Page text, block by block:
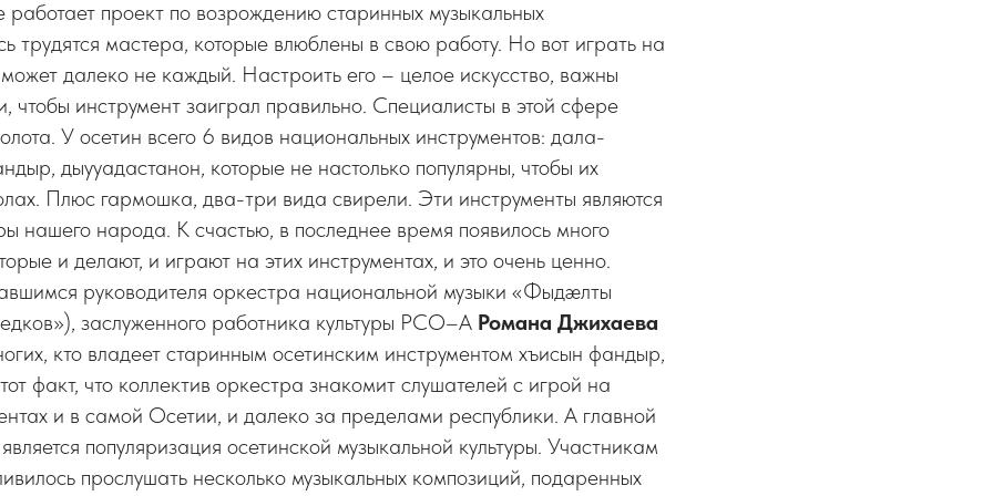
работает проект по возрождению старинных музыкальных
трудятся мастера, которые влюблены в свою работу. Но вот играть на
может далеко не каждый. Настроить его – целое искусство, важны
чтобы инструмент заиграл правильно. Специалисты в этой сфере
У осетин всего 6 видов национальных инструментов: дала-
дыууадастанон, которые не настолько популярны, чтобы их
Плюс гармошка, два-три вида свирели. Эти инструменты являются
нашего народа. К счастью, в последнее время появилось много
и делают, и играют на этих инструментах, и это очень ценно.
руководителя оркестра национальной музыки «Фыдæлты
заслуженного работника культуры РСО–А Романа Джихаева
кто владеет старинным осетинским инструментом хъисын фандыр,
факт, что коллектив оркестра знакомит слушателей с игрой на
и в самой Осетии, и далеко за пределами республики. А главной
популяризация осетинской музыкальной культуры. Участникам
прослушать несколько музыкальных композиций, подаренных